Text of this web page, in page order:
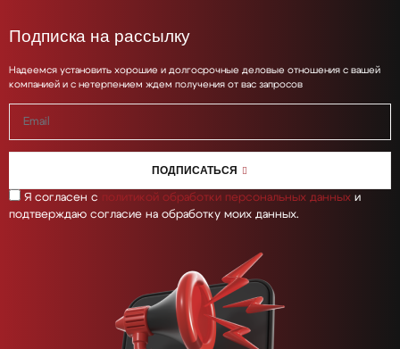
Подписка на рассылку
Надеемся установить хорошие и долгосрочные деловые отношения с вашей
компанией и с нетерпением ждем получения от вас запросов
ПОДПИСАТЬСЯ
Я согласен с политикой обработки персональных данныхи
подтверждаю согласие на обработку моих данных.